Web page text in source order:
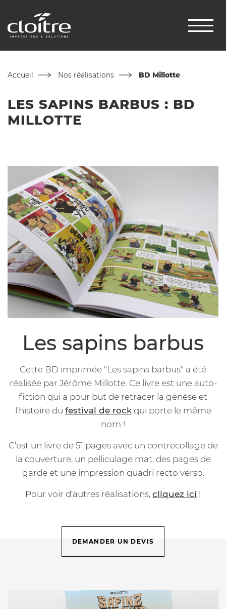
Accueil Nos réalisations BD Millotte
LES SAPINS BARBUS : BD
MILLOTTE
Les sapins barbus
Cette BD imprimée "Les sapins barbus" a été
réalisée par Jérôme Millotte. Ce livre est une auto-
fiction qui a pour but de retracer la genèse et
l'histoire du festival de rockqui porte le même
nom !
C'est un livre de 51 pages avec un contrecollage de
la couverture, un pelliculage mat, des pages de
garde et une impression quadri recto verso.
Pour voir d'autres réalisations, cliquez ici !
DEMANDER UN DEVIS